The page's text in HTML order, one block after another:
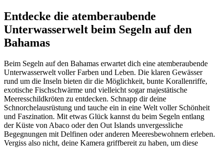
Entdecke die atemberaubende
Unterwasserwelt beim Segeln auf den
Bahamas
Beim Segeln auf den Bahamas erwartet dich eine atemberaubende
Unterwasserwelt voller Farben und Leben. Die klaren Gewässer
rund um die Inseln bieten dir die Möglichkeit, bunte Korallenriffe,
exotische Fischschwärme und vielleicht sogar majestätische
Meeresschildkröten zu entdecken. Schnapp dir deine
Schnorchelausrüstung und tauche ein in eine Welt voller Schönheit
und Faszination. Mit etwas Glück kannst du beim Segeln entlang
der Küste von Abaco oder den Out Islands unvergessliche
Begegnungen mit Delfinen oder anderen Meeresbewohnern erleben.
Vergiss also nicht, deine Kamera griffbereit zu haben, um diese